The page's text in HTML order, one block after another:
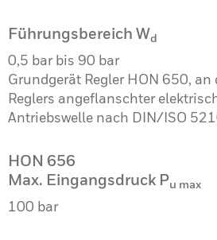
Führungsbereich Wd
0,5 bar bis 90 bar
Grundgerät Regler HON 650, an
Reglers angeflanschter
Antriebswelle nach DIN/ISO
HON 656
Max. Eingangsdruck Pu max
100 bar